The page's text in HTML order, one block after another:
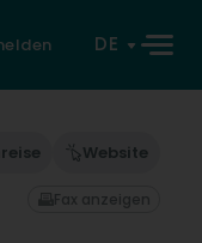
DE
Website
Fax anzeigen